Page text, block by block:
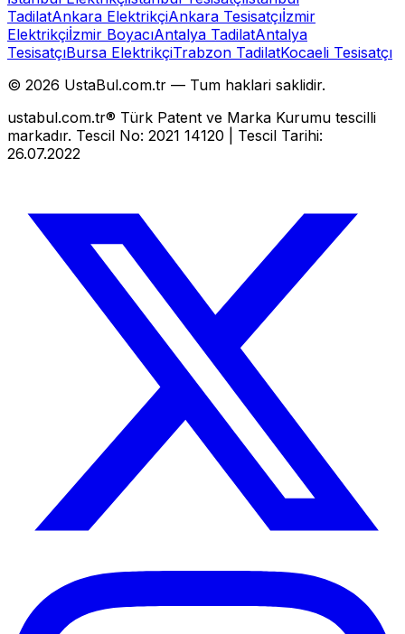
TadilatAnkara ElektrikçiAnkara Tesisatçıİzmir
Elektrikçiİzmir BoyacıAntalya TadilatAntalya
TesisatçıBursa ElektrikçiTrabzon TadilatKocaeli Tesisatçı
© 2026 UstaBul.com.tr — Tum haklari saklidir.
ustabul.com.tr® Türk Patent ve Marka Kurumu tescilli
markadır. Tescil No: 2021 14120 | Tescil Tarihi:
26.07.2022